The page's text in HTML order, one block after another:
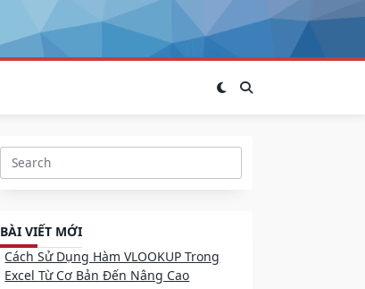
Search
BÀI VIẾT MỚI
Cách Sử Dụng Hàm VLOOKUP Trong
Excel Từ Cơ Bản Đến Nâng Cao